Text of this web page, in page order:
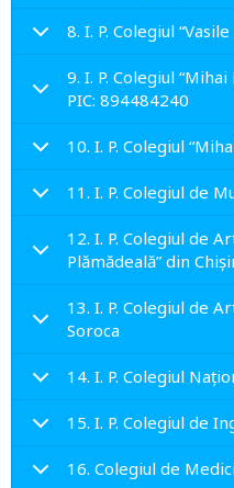
8. I. P. Colegiul
9. I. P. Colegiul
PIC: 894484240
10. I. P. Colegiul
11. I. P. Colegiul de
12. I. P. Colegiul de
Plămădeală” din
13. I. P. Colegiul de
Soroca
14. I. P. Colegiul
15. I. P. Colegiul de
16. Colegiul de